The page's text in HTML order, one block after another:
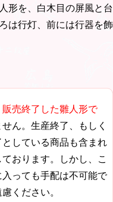
形を、白木目の屏風と台
は行灯、前には行器を飾
販売終了した雛人形で
ん。生産終了、もしく
している商品も含まれ
おります。しかし、こ
っても手配は不可能で
ください。